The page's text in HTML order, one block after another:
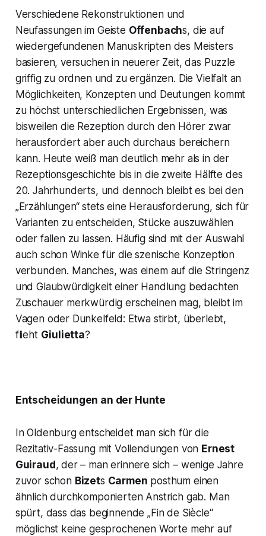
Verschiedene Rekonstruktionen und
Neufassungen im Geiste Offenbachs, die auf
wiedergefundenen Manuskripten des Meisters
basieren, versuchen in neuerer Zeit, das Puzzle
griffig zu ordnen und zu ergänzen. Die Vielfalt an
Möglichkeiten, Konzepten und Deutungen kommt
zu höchst unterschiedlichen Ergebnissen, was
bisweilen die Rezeption durch den Hörer zwar
herausfordert aber auch durchaus bereichern
kann. Heute weiß man deutlich mehr als in der
Rezeptionsgeschichte bis in die zweite Hälfte des
20. Jahrhunderts, und dennoch bleibt es bei den
„Erzählungen“ stets eine Herausforderung, sich für
Varianten zu entscheiden, Stücke auszuwählen
oder fallen zu lassen. Häufig sind mit der Auswahl
auch schon Winke für die szenische Konzeption
verbunden. Manches, was einem auf die Stringenz
und Glaubwürdigkeit einer Handlung bedachten
Zuschauer merkwürdig erscheinen mag, bleibt im
Vagen oder Dunkelfeld: Etwa stirbt, überlebt,
flieht Giulietta?
Entscheidungen an der Hunte
In Oldenburg entscheidet man sich für die
Rezitativ-Fassung mit Vollendungen von Ernest
Guiraud , der – man erinnere sich – wenige Jahre
zuvor schon Bizets Carmen posthum einen
ähnlich durchkomponierten Anstrich gab. Man
spürt, dass das beginnende „Fin de Siècle“
möglichst keine gesprochenen Worte mehr auf